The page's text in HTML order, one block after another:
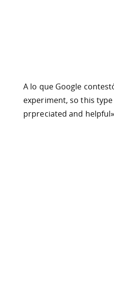
A lo que Google
experiment, so this
prpreciated and helpful»